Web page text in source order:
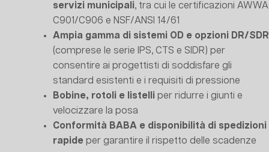
servizi municipali, tra cui le certificazioni AWWA
C901/C906 e NSF/ANSI 14/61
Ampia gamma di sistemi OD e opzioni DR/SDR
(comprese le serie IPS, CTS e SIDR) per
consentire ai progettisti di soddisfare gli
standard esistenti e i requisiti di pressione
Bobine, rotoli e listelli per ridurre i giunti e
velocizzare la posa
Conformità BABA e disponibilità di spedizioni
rapide per garantire il rispetto delle scadenze